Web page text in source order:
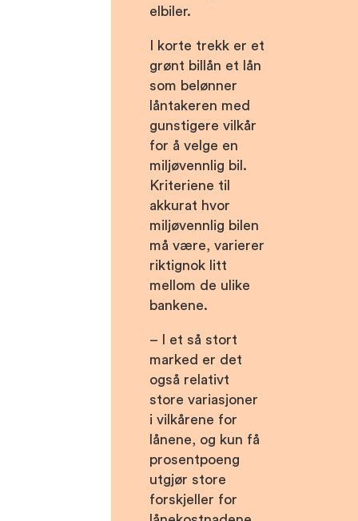
elbiler.
I korte trekk er et
grønt billån et lån
som belønner
låntakeren med
gunstigere vilkår
for å velge en
miljøvennlig bil.
Kriteriene til
akkurat hvor
miljøvennlig bilen
må være, varierer
riktignok litt
mellom de ulike
bankene.
– I et så stort
marked er det
også relativt
store variasjoner
i vilkårene for
lånene, og kun få
prosentpoeng
utgjør store
forskjeller for